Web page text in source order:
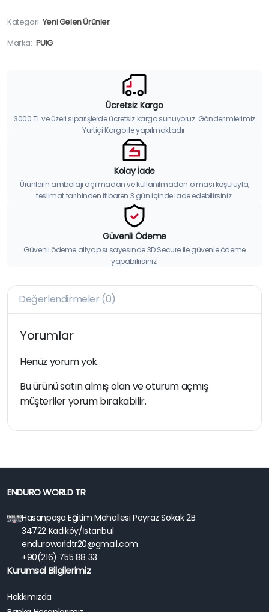
Kategori Yeni Gelen Ürünler
Marka: PUIG
Ücretsiz Kargo
3000 TL ve üzeri siparişlerde ücretsiz kargo sunuyoruz. Gönderimlerimiz
Yurtiçi Kargo ile yapılmaktadır.
Kolay İade
Ürünlerin ambalajı açılmadan ve kullanılmadan olması koşuluyla,
teslimat tarihinden itibaren 3 gün içinde iade edebilirsiniz.
Güvenli Ödeme
Güvenli ödeme altyapısı sayesinde 3D Secure ile güvenle ödeme
yapabilirsiniz.
Değerlendirmeler (0)
Yorumlar
Henüz yorum yok.
Bu ürünü satın almış olan ve oturum açmış
müşteriler yorum bırakabilir.
ENDURO WORLD TR
Hasanpaşa Eğitim Mahallesi Poyraz Sokak 2B
34722 Kadıköy/İstanbul
enduroworldtr20@gmail.com
+90(216) 755 88 33
Kurumsal Bilgilerimiz
Hakkımızda